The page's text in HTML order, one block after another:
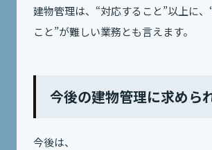
建物管理は、“対応すること”以上に、
こと”が難しい業務とも言えます。
今後の建物管理に求めら
今後は、